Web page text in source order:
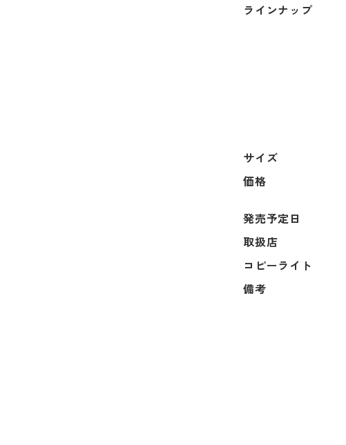
ラインナップ
サイズ
価格
発売予定日
取扱店
コピーライト
備考